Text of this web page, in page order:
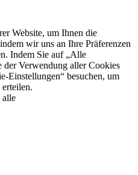
Website, um Ihnen die
wir uns an Ihre Präferenzen
Indem Sie auf „Alle
der Verwendung aller Cookies
Einstellungen“ besuchen, um
alle